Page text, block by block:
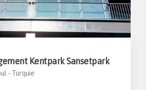
Kentpark Sansetpark
- Turquie